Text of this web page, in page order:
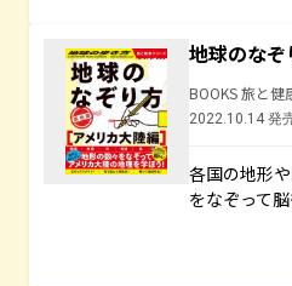
地球のな
BOOKS 旅と健
2022.10.14 発
各国の地形
をなぞって